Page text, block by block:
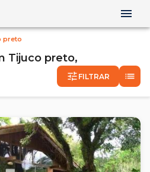
preto
Tijuco preto,
FILTRAR